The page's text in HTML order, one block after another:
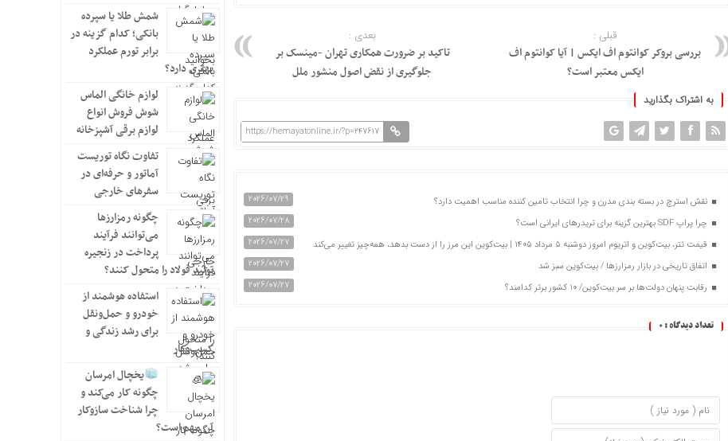
بعدی :
تاکید بر ضرورت همکاری تهران -مینسک بر
جلوگیری از نقض اصول منشور ملل
قبلی :
بررسی بروکر کوانتوم اف ایکس | آیا کوانتوم اف
ایکس معتبر است؟
به اشتراک بگذارید
https://hemayatonline.ir/?p=247617
نقش استرچ در بسته‌ بندی مدرن و چرا انتخاب تامین ‌کننده مناسب اهمیت دارد؟
2026/07/29
چرا پراپ SDF بهترین گزینه برای تریدرهای ایرانی است؟
2026/07/28
قیمت تتر، بیت‌کوین و اتریوم امروز دوشنبه ۵ مرداد ۱۴۰۵ | بیت‌کوین این مرز را از دست بدهد، همه‌چیز تغییر می‌کند
2026/07/27
اتفاق تاریخی در بازار رمزارزها / بیت‌کوین سبز شد
2026/07/27
رقابت پنهان دولت‌ها بر سر بیت‌کوین/ ۱۰ کشور برتر کدامند؟
2026/07/27
تعداد دیدگاه : 0
شمش طلا یا سپرده
بانکی؛ کدام گزینه در
برابر تورم عملکرد
بهتری دارد؟
لوازم خانگی الماس
شوش فروش انواع
لوازم برقی آشپزخانه
تفاوت نگاه توریست
آماتور و حرفه‌ای در
سفرهای خارجی
چگونه رمزارزها
می‌توانند فرآیند
پرداخت در زنجیره
تولید فولاد را متحول کنند؟
استفاده هوشمند از
خودرو و حمل‌ونقل
برای رشد زندگی و
کسب‌وکار
یخچال امرسان
چگونه کار می‌کند و
چرا شناخت سازوکار
آن مهم است؟